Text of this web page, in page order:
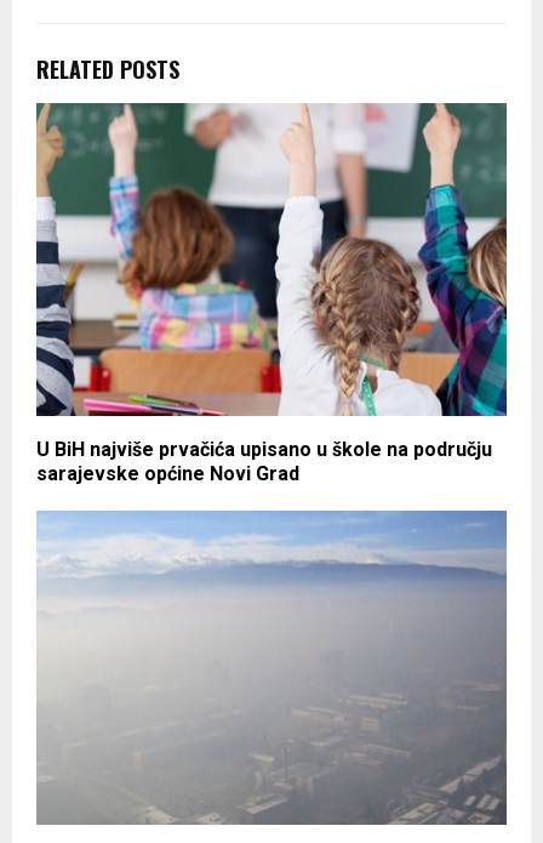
RELATED POSTS
U BiH najviše prvačića upisano u škole na području
sarajevske općine Novi Grad